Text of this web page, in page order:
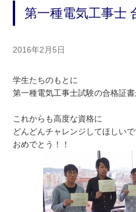
第一種電気工事士
2016年2月5日
学生たちのもとに
第一種電気工事士試験の合格証書
これからも高度な資格に
どんどんチャレンジしてほしいで
おめでとう！！